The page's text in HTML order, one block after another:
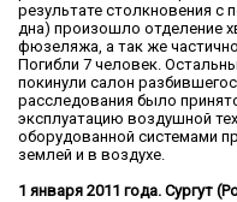
результате столкновения с
дна) произошло отделение
фюзеляжа, а так же
Погибли 7 человек.
покинули салон
расследования было
эксплуатацию воздушной
оборудованной системами
землей и в воздухе.
1 января 2011 года. Сургут